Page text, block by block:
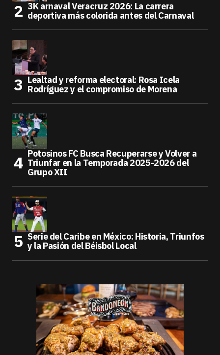
3K arnaval Veracruz 2026: La carrera
deportiva más colorida antes del Carnaval
Lealtad y reforma electoral: Rosa Icela
Rodríguez y el compromiso de Morena
Potosinos FC Busca Recuperarse y Volver a
Triunfar en la Temporada 2025-2026 del
Grupo XII
Serie del Caribe en México: Historia, Triunfos
y la Pasión del Béisbol Local